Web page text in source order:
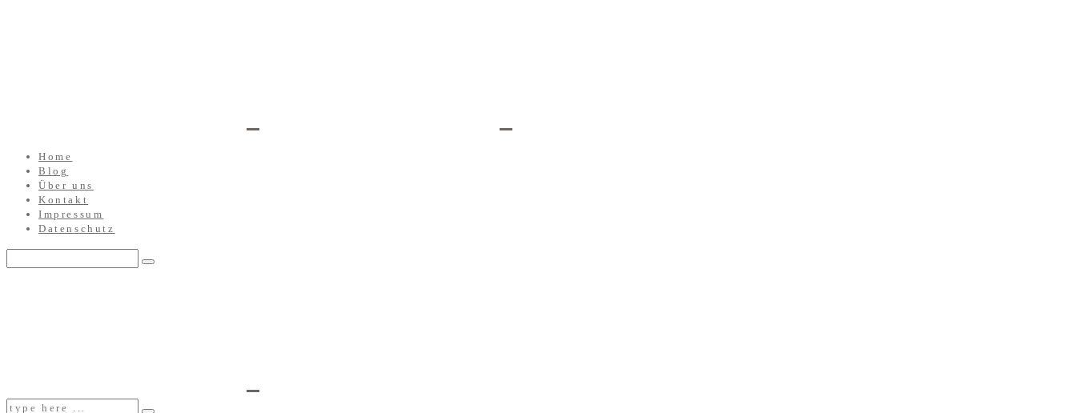
Home
Blog
Über uns
Kontakt
Impressum
Datenschutz